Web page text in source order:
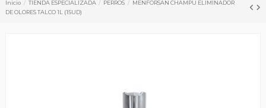
Inicio TIENDA ESPECIALIZADA PERROS
MENFORSAN CHAMPU ELIMINADOR
DE OLORES TALCO 1L (15UD)